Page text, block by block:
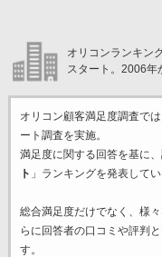
オリコンランキン
スタート。2006年
オリコン顧客満足度調査で
ート調査を実施。
満足度に関する回答を基に
ト 」ランキングを発表してい
総合満足度だけでなく、様
らに回答者の口コミや評判
す。